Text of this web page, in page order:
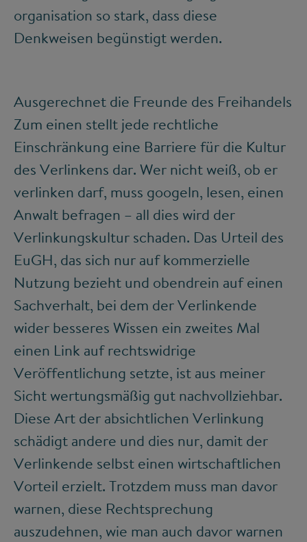
organisation so stark, dass diese
Denkweisen begünstigt werden.
Ausgerechnet die Freunde des Freihandels
Zum einen stellt jede rechtliche
Einschränkung eine Barriere für die Kultur
des Verlinkens dar. Wer nicht weiß, ob er
verlinken darf, muss googeln, lesen, einen
Anwalt befragen – all dies wird der
Verlinkungskultur schaden. Das Urteil des
EuGH, das sich nur auf kommerzielle
Nutzung bezieht und obendrein auf einen
Sachverhalt, bei dem der Verlinkende
wider besseres Wissen ein zweites Mal
einen Link auf rechtswidrige
Veröffentlichung setzte, ist aus meiner
Sicht wertungsmäßig gut nachvollziehbar.
Diese Art der absichtlichen Verlinkung
schädigt andere und dies nur, damit der
Verlinkende selbst einen wirtschaftlichen
Vorteil erzielt. Trotzdem muss man davor
warnen, diese Rechtsprechung
auszudehnen, wie man auch davor warnen